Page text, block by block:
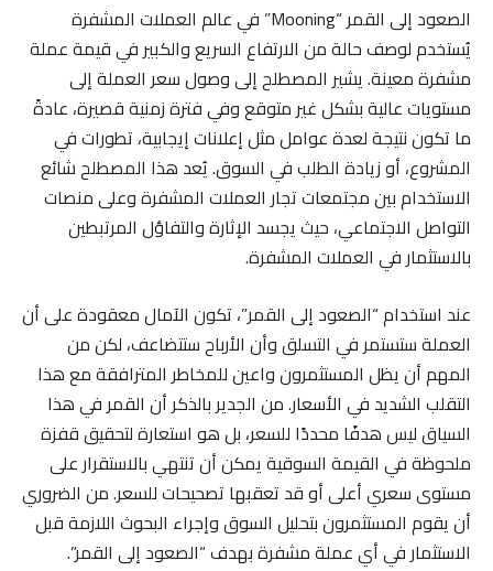
الصعود إلى القمر “Mooning” في عالم العملات المشفرة
يُستخدم لوصف حالة من الارتفاع السريع والكبير في قيمة عملة
مشفرة معينة. يشير المصطلح إلى وصول سعر العملة إلى
مستويات عالية بشكل غير متوقع وفي فترة زمنية قصيرة، عادةً
ما تكون نتيجة لعدة عوامل مثل إعلانات إيجابية، تطورات في
المشروع، أو زيادة الطلب في السوق. يُعد هذا المصطلح شائع
الاستخدام بين مجتمعات تجار العملات المشفرة وعلى منصات
التواصل الاجتماعي، حيث يجسد الإثارة والتفاؤل المرتبطين
بالاستثمار في العملات المشفرة.
عند استخدام “الصعود إلى القمر”، تكون الآمال معقودة على أن
العملة ستستمر في التسلق وأن الأرباح ستتضاعف، لكن من
المهم أن يظل المستثمرون واعين للمخاطر المترافقة مع هذا
التقلب الشديد في الأسعار. من الجدير بالذكر أن القمر في هذا
السياق ليس هدفًا محددًا للسعر، بل هو استعارة لتحقيق قفزة
ملحوظة في القيمة السوقية يمكن أن تنتهي بالاستقرار على
مستوى سعري أعلى أو قد تعقبها تصحيحات للسعر. من الضروري
أن يقوم المستثمرون بتحليل السوق وإجراء البحوث اللازمة قبل
الاستثمار في أي عملة مشفرة بهدف “الصعود إلى القمر”.